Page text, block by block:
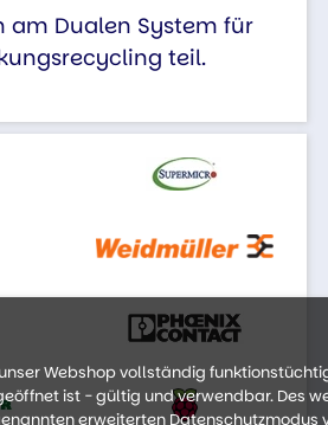
am Dualen System für
teil.
Webshop vollständig
ist - gültig und verwendbar. Des
erweiterten Datenschutzmodus